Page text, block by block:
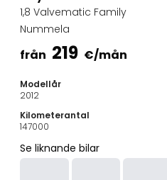
Kombibilar
Stadsbilar
Dragfordon
Kommersiella fordon
Auktionsbilar
Prisvärda bilar
Bilmärken
1,8 Valvematic Family
Nummela
från 219 €/mån
Modellår
2012
Kilometerantal
147000
Se liknande bilar